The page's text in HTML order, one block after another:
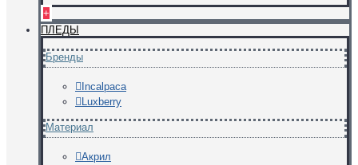
+
ПЛЕДЫ
Бренды
Incalpaca
Luxberry
Материал
Акрил